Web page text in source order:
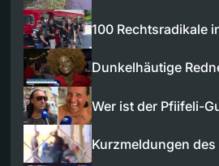
100 Rechtsradikale
Dunkelhäutige
Wer ist der Pfiifeli-
Kurzmeldungen des